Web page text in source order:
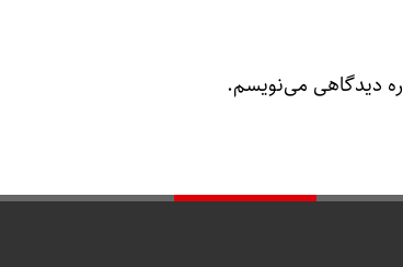
دیدگاهی می‌نویسم.